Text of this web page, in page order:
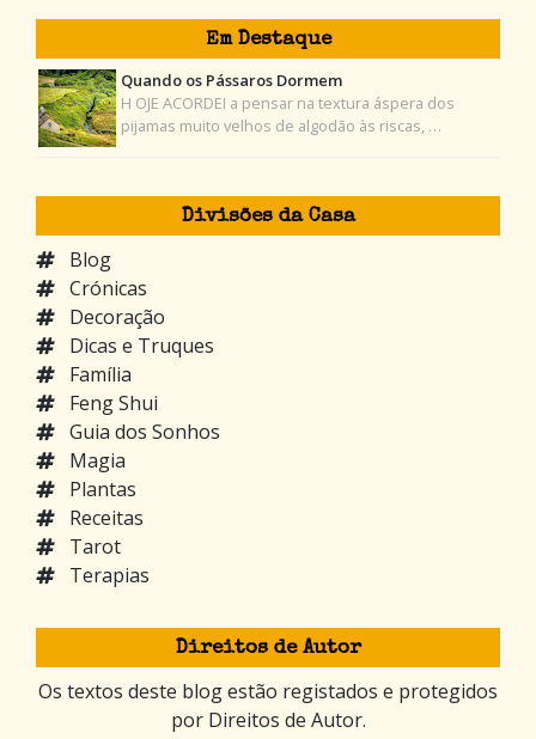
Em Destaque
Quando os Pássaros Dormem
H OJE ACORDEI a pensar na textura áspera dos
pijamas muito velhos de algodão às riscas, …
Divisões da Casa
Blog
Crónicas
Decoração
Dicas e Truques
Família
Feng Shui
Guia dos Sonhos
Magia
Plantas
Receitas
Tarot
Terapias
Direitos de Autor
Os textos deste blog estão registados e protegidos
por Direitos de Autor.